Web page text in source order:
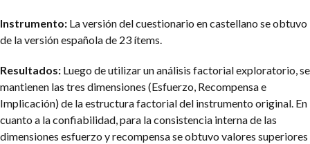
Instrumento: La versión del cuestionario en castellano se obtuvo
de la versión española de 23 ítems.
Resultados: Luego de utilizar un análisis factorial exploratorio, se
mantienen las tres dimensiones (Esfuerzo, Recompensa e
Implicación) de la estructura factorial del instrumento original. En
cuanto a la confiabilidad, para la consistencia interna de las
dimensiones esfuerzo y recompensa se obtuvo valores superiores